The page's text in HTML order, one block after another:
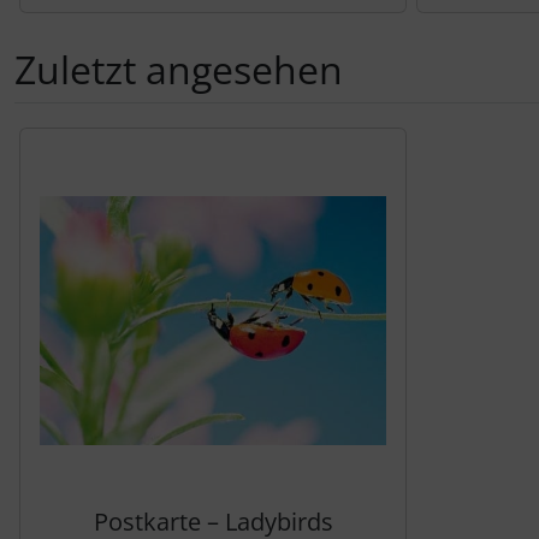
Zuletzt angesehen
Postkarte – Ladybirds